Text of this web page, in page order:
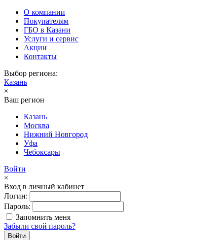
О компании
Покупателям
ГБО в Казани
Услуги и сервис
Акции
Контакты
Выбор региона:
Казань
×
Ваш регион
Казань
Москва
Нижний Новгород
Уфа
Чебоксары
Войти
×
Вход в личный кабинет
Логин:
Пароль:
Запомнить меня
Забыли свой пароль?
Войти